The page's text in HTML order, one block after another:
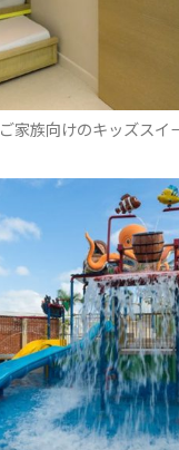
ご家族向けのキッズスイ